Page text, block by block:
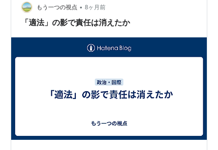
もう一つの視点 • 8ヶ月前
「適法」の影で責任は消えたか